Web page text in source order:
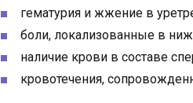
гематурия и жжение в
боли, локализованные в
наличие крови в составе
кровотечения,